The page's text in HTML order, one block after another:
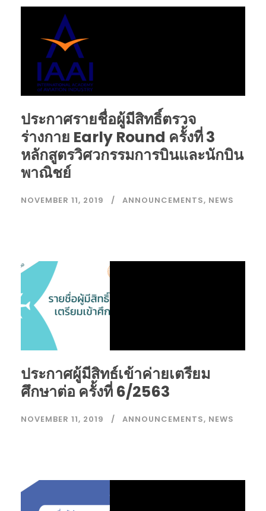
ประกาศรายชื่อผู้มีสิทธิ์ตรวจ
ร่างกาย Early Round ครั้งที่ 3
หลักสูตรวิศวกรรมการบินและนักบิน
พาณิชย์
NOVEMBER 11, 2019 ANNOUNCEMENTS, NEWS
ประกาศผู้มีสิทธ์เข้าค่ายเตรียม
ศึกษาต่อ ครั้งที่ 6/2563
NOVEMBER 11, 2019 ANNOUNCEMENTS, NEWS